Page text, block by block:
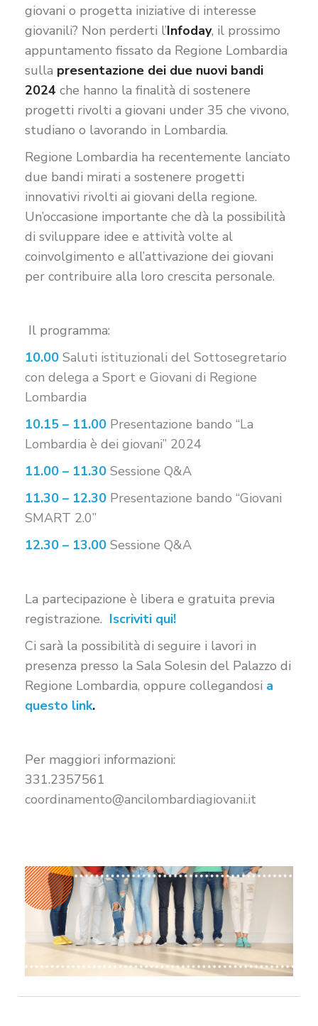
giovani o progetta iniziative di interesse
giovanili? Non perderti l’Infoday, il prossimo
appuntamento fissato da Regione Lombardia
sulla presentazione dei due nuovi bandi
2024 che hanno la finalità di sostenere
progetti rivolti a giovani under 35 che vivono,
studiano o lavorando in Lombardia.
Regione Lombardia ha recentemente lanciato
due bandi mirati a sostenere progetti
innovativi rivolti ai giovani della regione.
Un’occasione importante che dà la possibilità
di sviluppare idee e attività volte al
coinvolgimento e all’attivazione dei giovani
per contribuire alla loro crescita personale.
Il programma:
10.00 Saluti istituzionali del Sottosegretario
con delega a Sport e Giovani di Regione
Lombardia
10.15 – 11.00 Presentazione bando “La
Lombardia è dei giovani” 2024
11.00 – 11.30 Sessione Q&A
11.30 – 12.30 Presentazione bando “Giovani
SMART 2.0”
12.30 – 13.00 Sessione Q&A
La partecipazione è libera e gratuita previa
registrazione. Iscriviti qui!
Ci sarà la possibilità di seguire i lavori in
presenza presso la Sala Solesin del Palazzo di
Regione Lombardia, oppure collegandosi a
questo link.
Per maggiori informazioni:
331.2357561
coordinamento@ancilombardiagiovani.it